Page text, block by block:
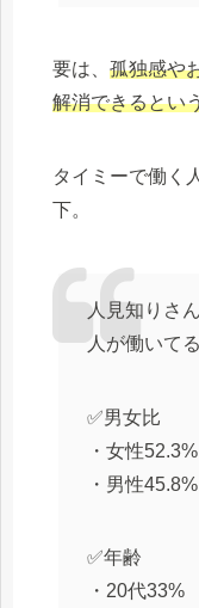
要は、孤独感や
解消できるとい
タイミーで働く
下。
人見知りさ
人が働いて
✅男女比
・女性52.3%
・男性45.8%
✅年齢
・20代33%